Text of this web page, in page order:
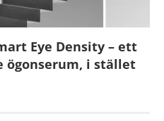
Eye Density – ett
ögonserum, i stället